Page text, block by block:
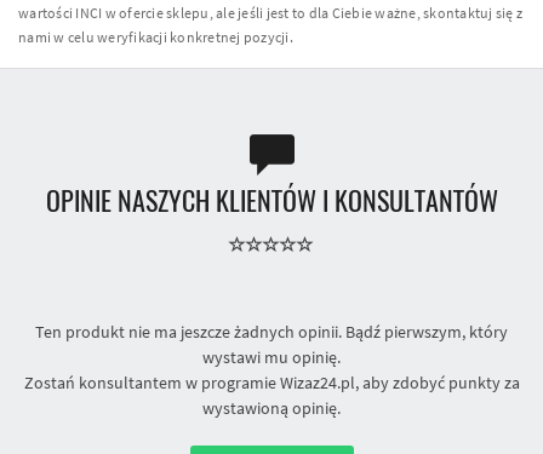
wartości INCI w ofercie sklepu, ale jeśli jest to dla Ciebie ważne, skontaktuj się z
nami w celu weryfikacji konkretnej pozycji.
OPINIE NASZYCH KLIENTÓW I KONSULTANTÓW
Ten produkt nie ma jeszcze żadnych opinii. Bądź pierwszym, który
wystawi mu opinię.
Zostań konsultantem w programie Wizaz24.pl, aby zdobyć punkty za
wystawioną opinię.